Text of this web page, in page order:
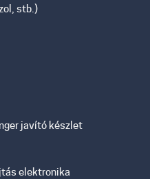
stb.)
javító készlet
elektronika